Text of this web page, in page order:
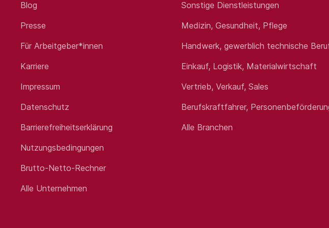
Gesundheitswesen. Haben Sie Fragen? Rufen
Ihre Bewerbung als Leitender Oberarzt für
Standort: Lüneburg
Blog
Presse
Für Arbeitgeber*innen
Karriere
Impressum
Datenschutz
Barrierefreiheitserklärung
Nutzungsbedingungen
Brutto-Netto-Rechner
Alle Unternehmen
Sonstige Dienstleistungen
Medizin, Gesundheit, Pflege
Handwerk, gewerblich technische
Einkauf, Logistik, Materialwirtschaft
Vertrieb, Verkauf, Sales
Berufskraftfahrer,
Alle Branchen